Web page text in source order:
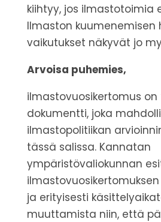
kiihtyy, jos ilmastotoimia
Ilmaston kuumenemisen
vaikutukset näkyvät jo
Arvoisa puhemies,
ilmastovuosikertomus on
dokumentti, joka
ilmastopolitiikan
tässä salissa. Kannatan
ympäristövaliokunnan
ja erityisesti
muuttamista niin, että